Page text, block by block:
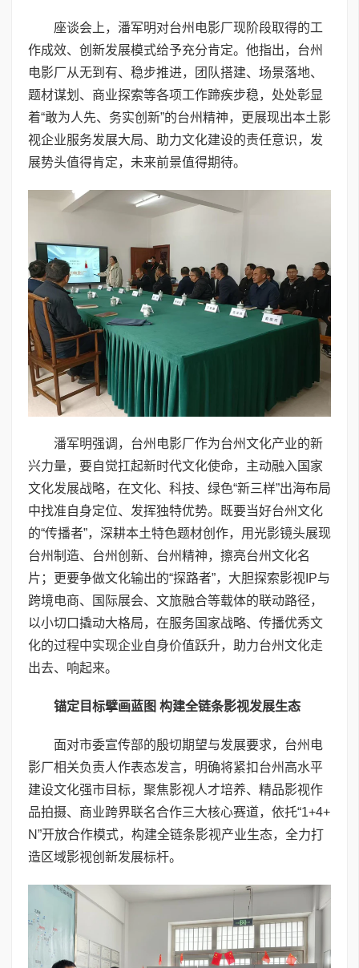
座谈会上，潘军明对台州电影厂现阶段取得的工
作成效、创新发展模式给予充分肯定。他指出，台州
电影厂从无到有、稳步推进，团队搭建、场景落地、
题材谋划、商业探索等各项工作蹄疾步稳，处处彰显
着“敢为人先、务实创新”的台州精神，更展现出本土影
视企业服务发展大局、助力文化建设的责任意识，发
展势头值得肯定，未来前景值得期待。
潘军明强调，台州电影厂作为台州文化产业的新
兴力量，要自觉扛起新时代文化使命，主动融入国家
文化发展战略，在文化、科技、绿色“新三样”出海布局
中找准自身定位、发挥独特优势。既要当好台州文化
的“传播者”，深耕本土特色题材创作，用光影镜头展现
台州制造、台州创新、台州精神，擦亮台州文化名
片；更要争做文化输出的“探路者”，大胆探索影视IP与
跨境电商、国际展会、文旅融合等载体的联动路径，
以小切口撬动大格局，在服务国家战略、传播优秀文
化的过程中实现企业自身价值跃升，助力台州文化走
出去、响起来。
锚定目标擘画蓝图 构建全链条影视发展生态
面对市委宣传部的殷切期望与发展要求，台州电
影厂相关负责人作表态发言，明确将紧扣台州高水平
建设文化强市目标，聚焦影视人才培养、精品影视作
品拍摄、商业跨界联名合作三大核心赛道，依托“1+4+
N”开放合作模式，构建全链条影视产业生态，全力打
造区域影视创新发展标杆。